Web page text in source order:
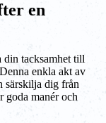
en
din tacksamhet till
enkla akt av
särskilja dig från
goda manér och